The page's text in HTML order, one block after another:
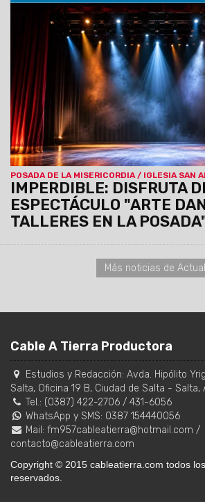
POSADA DE LA MISERICORDIA / IGLESIA SAN
IMPERDIBLE: DISFRUTA
ESPECTÁCULO "ARTE
TALLERES EN LA
05/06/2026 Presentación artística de
Folklore, Danzas Árabes, Danzas de la
Taekwondo. El show se realizará
junio a las 20 horas, en el Teatro San
Leguizamón 812.
Más noticias de Actual
Cable A Tierra Productora
Estudios y Redacción: Avda. Hipólito
Salta, Oficina 19 B, Ciudad de Salta - Salta,
Tel.: (0387) 422-2706 / 431-6056
WhatsApp y SMS: 0387 154440056
Mail: fm957cableatierra@hotmail.com /
contacto@cableatierra.com
Copyright © 2015 cableatierra.com todos
reservados.